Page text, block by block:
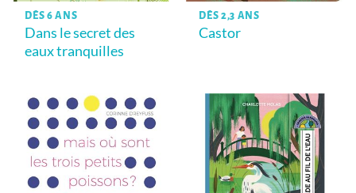
DÈS 6 ANS
Dans le secret des
eaux tranquilles
DÈS 2,3 ANS
Castor